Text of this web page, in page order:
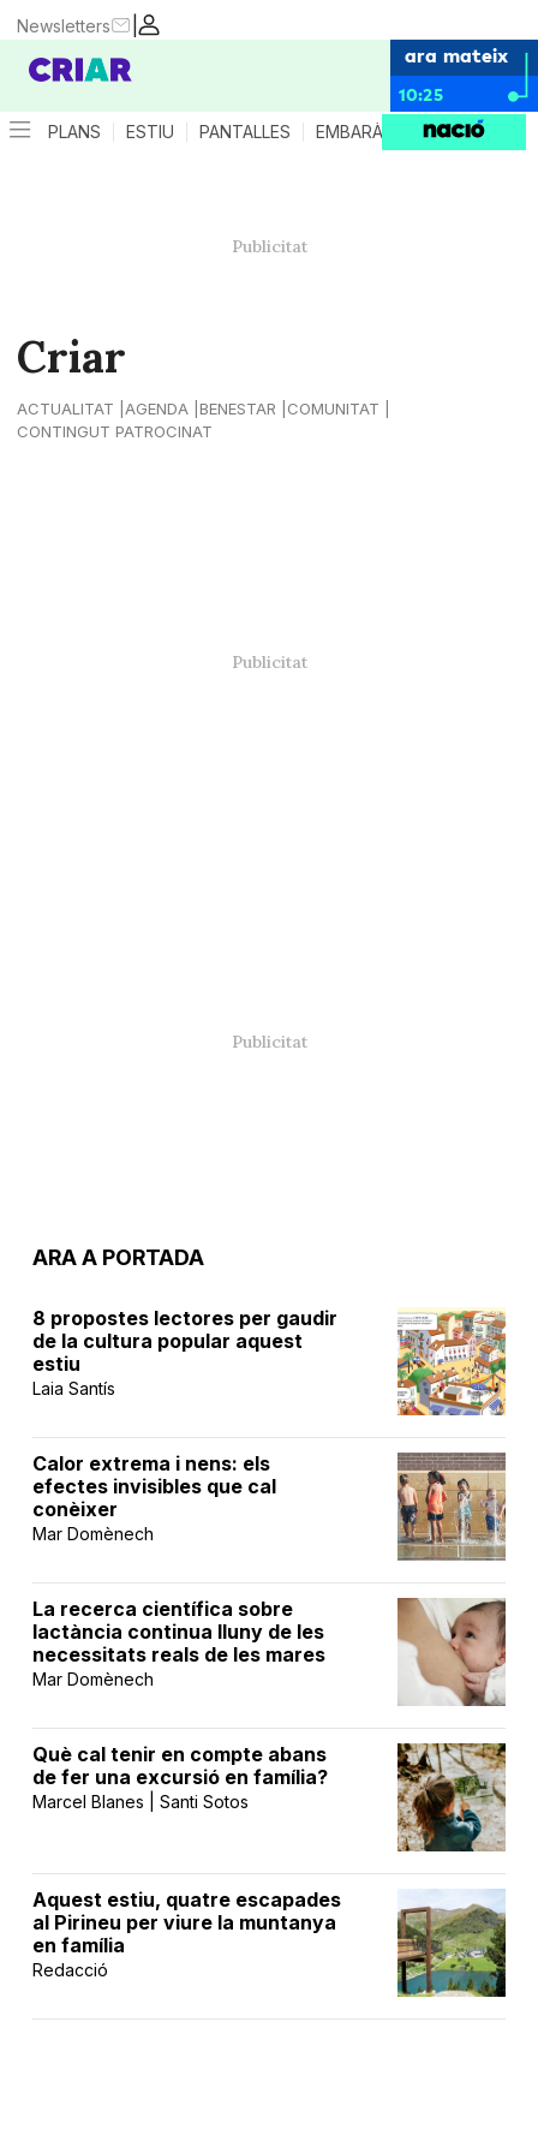
|
Newsletters
ara mateix
10:25
PLANS ESTIU PANTALLES EMBARÀS CRIANÇA
Criar
ACTUALITAT AGENDA BENESTAR
COMUNITAT
CONTINGUT PATROCINAT
ARA A PORTADA
8 propostes lectores per gaudir
de la cultura popular aquest
estiu
Laia Santís
Calor extrema i nens: els
efectes invisibles que cal
conèixer
Mar Domènech
La recerca científica sobre
lactància continua lluny de les
necessitats reals de les mares
Mar Domènech
Què cal tenir en compte abans
de fer una excursió en família?
Marcel Blanes | Santi Sotos
Aquest estiu, quatre escapades
al Pirineu per viure la muntanya
en família
Redacció